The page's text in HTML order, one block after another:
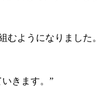
むようになりました。
きます。”